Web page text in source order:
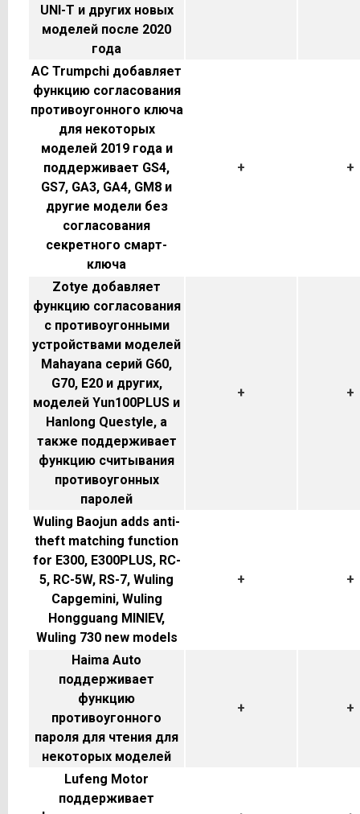
UNI-T и других новых
моделей после 2020
года
AC Trumpchi добавляет
функцию согласования
противоугонного ключа
для некоторых
моделей 2019 года и
поддерживает GS4,
GS7, GA3, GA4, GM8 и
другие модели без
согласования
секретного смарт-
ключа
+ +
Zotye добавляет
функцию согласования
с противоугонными
устройствами моделей
Mahayana серий G60,
G70, E20 и других,
моделей Yun100PLUS и
Hanlong Questyle, а
также поддерживает
функцию считывания
противоугонных
паролей
+ +
Wuling Baojun adds anti-
theft matching function
for E300, E300PLUS, RC-
5, RC-5W, RS-7, Wuling
Capgemini, Wuling
Hongguang MINIEV,
Wuling 730 new models
+ +
Haima Auto
поддерживает
функцию
противоугонного
пароля для чтения для
некоторых моделей
+ +
Lufeng Motor
поддерживает